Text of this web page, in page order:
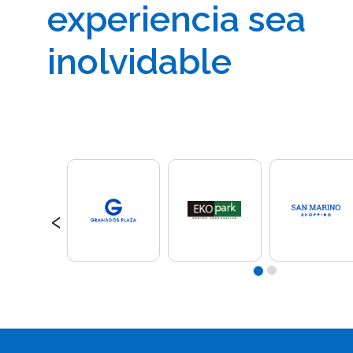
experiencia sea
inolvidable
‹